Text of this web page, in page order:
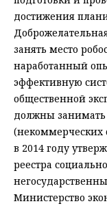
достижения
занять место
наработанный
эффективную
общественной
должны занимать
(некоммерческих
в 2014 году
реестра
Министерство